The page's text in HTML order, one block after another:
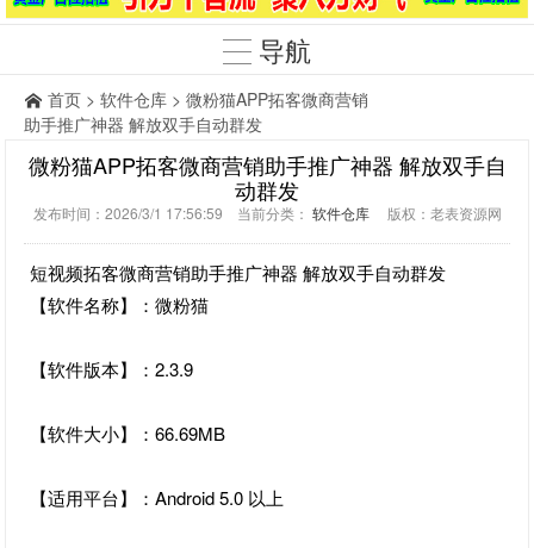
导航
首页 > 软件仓库 > 微粉猫APP拓客微商营销
助手推广神器 解放双手自动群发
微粉猫APP拓客微商营销助手推广神器 解放双手自
动群发
发布时间：2026/3/1 17:56:59 当前分类： 软件仓库版权：老表资源网
短视频拓客微商营销助手推广神器 解放双手自动群发
【软件名称】：微粉猫
【软件版本】：2.3.9
【软件大小】：66.69MB
【适用平台】：Android 5.0 以上